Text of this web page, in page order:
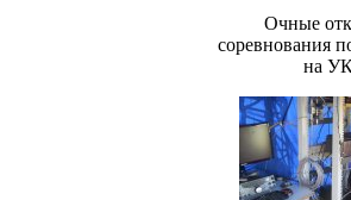
Очные
соревнования
на